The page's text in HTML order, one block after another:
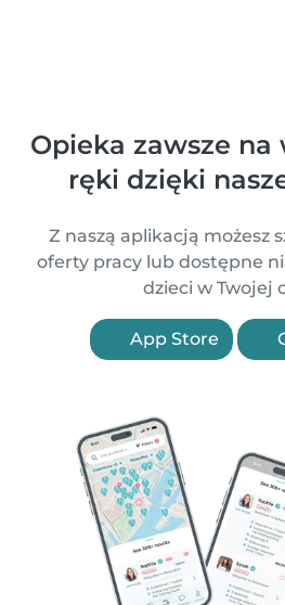
Opieka zawsze
ręki dzięki
Z naszą aplikacją możesz
oferty pracy lub dostępne
dzieci w Twojej
App Store